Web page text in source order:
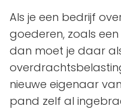
Als je een bedrijf
goederen, zoals
dan moet je daar
nieuwe eigenaar
pand zelf al